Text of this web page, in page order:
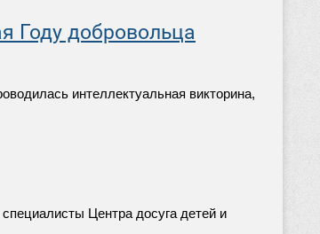
Году добровольца
интеллектуальная викторина,
Центра досуга детей и